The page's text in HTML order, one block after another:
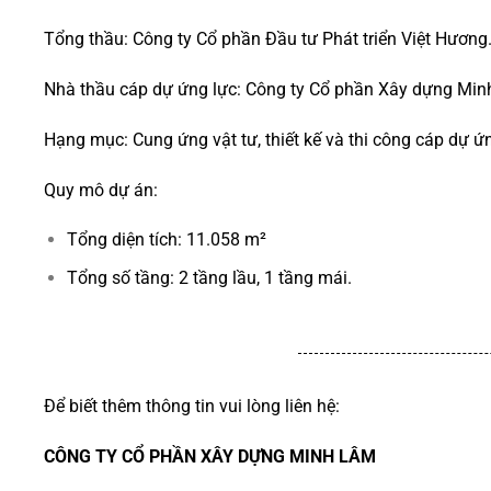
Tổng thầu: Công ty Cổ phần Đầu tư Phát triển Việt Hương.
Nhà thầu cáp dự ứng lực: Công ty Cổ phần Xây dựng
Hạng mục: Cung ứng vật tư, thiết kế và thi công cáp dự
Quy mô dự án:
Tổng diện tích: 11.058 m²
Tổng số tầng: 2 tầng lầu, 1 tầng mái.
Để biết thêm thông tin vui lòng liên hệ:
CÔNG TY CỔ PHẦN XÂY DỰNG MINH LÂM